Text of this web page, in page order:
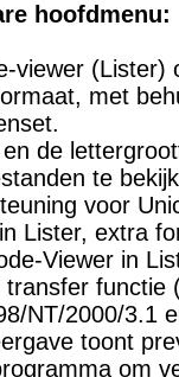
hoofdmenu:
viewer
met
de
te
voor
Lister, extra
Viewer in
transfer functie
NT/2000/3.1
toont
om